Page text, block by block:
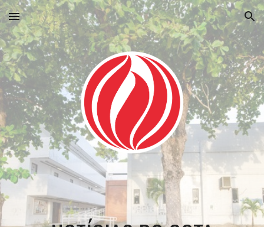
Skip to main content Skip to navigation